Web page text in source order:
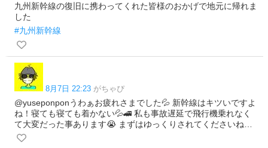
九州新幹線の復旧に携わってくれた皆様のおかげで地元に帰れま
した
#九州新幹線
8月7日 22:23 がちゃぴ
@yuseponponうわぁお疲れさまでした💦 新幹線はキツいですよ
ね！寝ても寝ても着かない💦🚄 私も事故遅延で飛行機乗れなく
て大変だった事あります😭 まずはゆっくりされてくださいね…